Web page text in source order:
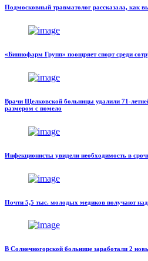
Подмосковный травматолог рассказала, как
«Биннофарм Групп» поощряет спорт среди
Врачи Щелковской больницы удалили 71-
размером с помело
Инфекционисты увидели необходимость в
Почти 5,5 тыс. молодых медиков получают
В Солнечногорской больнице заработали 2